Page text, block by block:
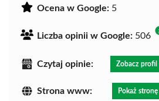
Ocena w Google: 5
Liczba opinii w Google: 506
Czytaj opinie: Zobacz profil
Strona www: Pokaż stronę